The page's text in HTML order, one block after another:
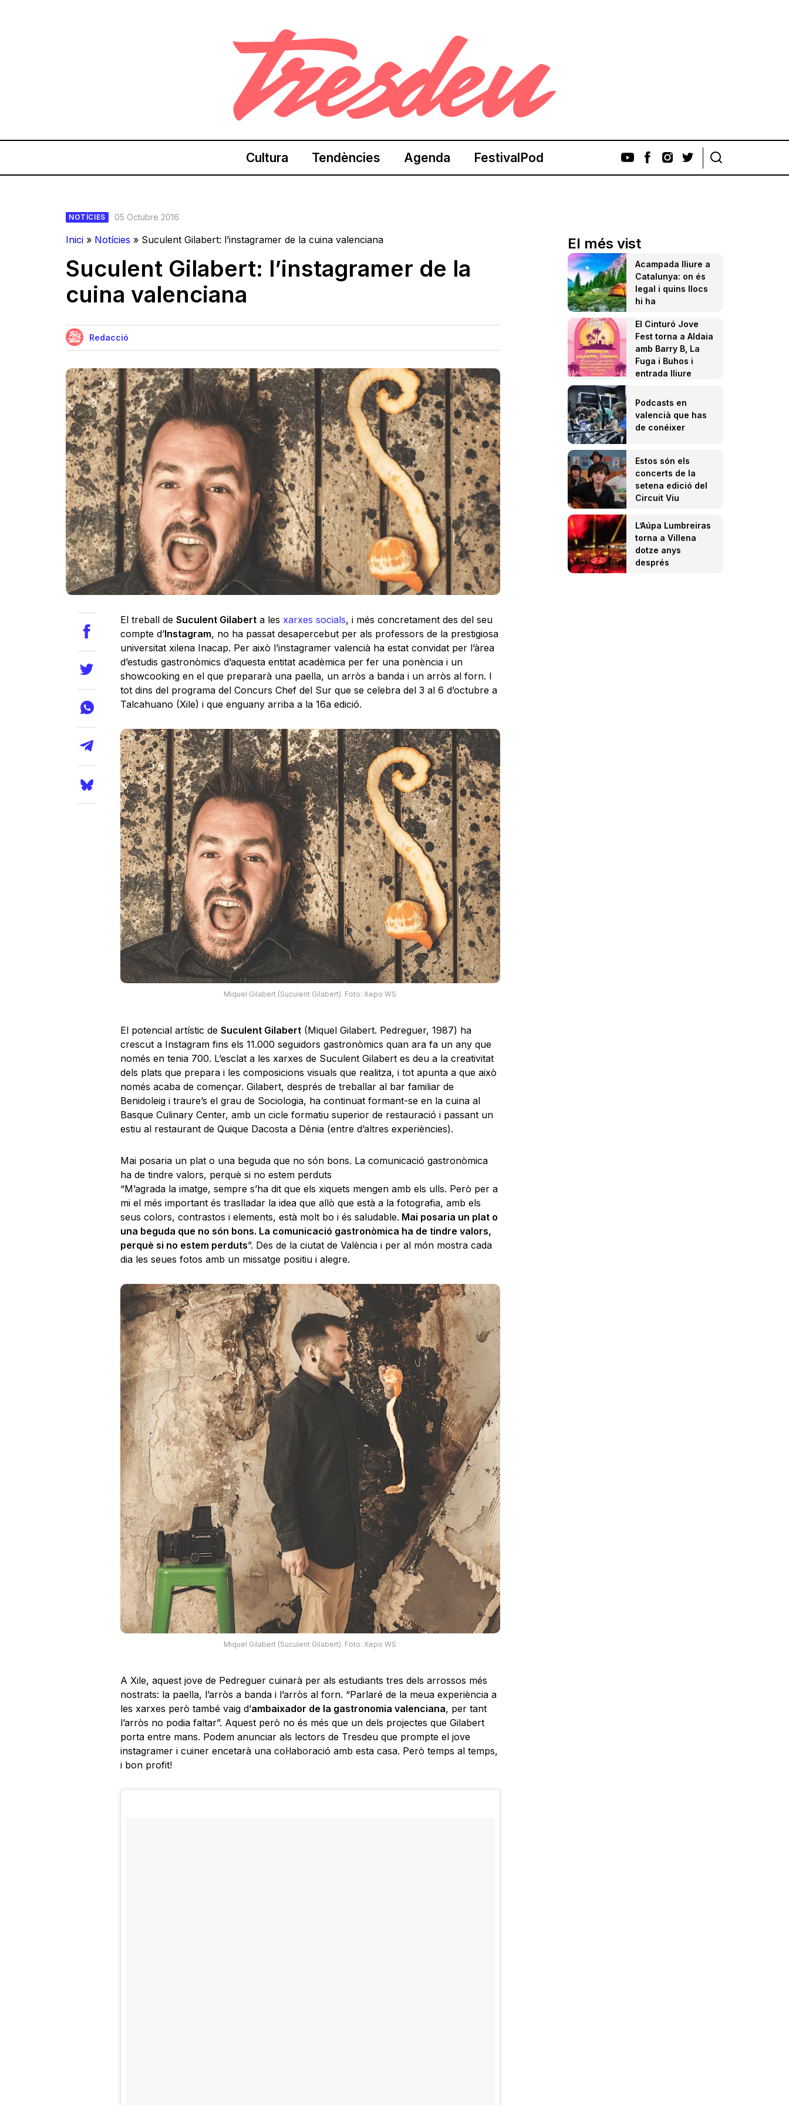
Cultura Tendències Agenda FestivalPod
NOTÍCIES 05 Octubre 2016
Inici » Notícies » Suculent Gilabert: l’instagramer de la cuina valenciana
Suculent Gilabert: l’instagramer de la
cuina valenciana
Redacció
El treball de Suculent Gilaberta les xarxes socials, i més concretament des del seu
compte d’Instagram, no ha passat desapercebut per als professors de la prestigiosa
universitat xilena Inacap. Per això l’instagramer valencià ha estat convidat per l’àrea
d’estudis gastronòmics d’aquesta entitat acadèmica per fer una ponència i un
showcooking en el que prepararà una paella, un arròs a banda i un arròs al forn. I
tot dins del programa del Concurs Chef del Sur que se celebra del 3 al 6 d’octubre a
Talcahuano (Xile) i que enguany arriba a la 16a edició.
Miquel Gilabert (Suculent Gilabert). Foto: Xepo WS
El potencial artístic de Suculent Gilabert(Miquel Gilabert. Pedreguer, 1987) ha
crescut a Instagram fins els 11.000 seguidors gastronòmics quan ara fa un any que
només en tenia 700. L’esclat a les xarxes de Suculent Gilabert es deu a la creativitat
dels plats que prepara i les composicions visuals que realitza, i tot apunta a que això
només acaba de començar. Gilabert, després de treballar al bar familiar de
Benidoleig i traure’s el grau de Sociologia, ha continuat formant-se en la cuina al
Basque Culinary Center, amb un cicle formatiu superior de restauració i passant un
estiu al restaurant de Quique Dacosta a Dénia (entre d’altres experiències).
Mai posaria un plat o una beguda que no són bons. La comunicació gastronòmica
ha de tindre valors, perquè si no estem perduts
“M’agrada la imatge, sempre s’ha dit que els xiquets mengen amb els ulls. Però per a
mi el més important és traslladar la idea que allò que està a la fotografia, amb els
seus colors, contrastos i elements, està molt bo i és saludable. Mai posaria un plat o
una beguda que no són bons. La comunicació gastronòmica ha de tindre valors,
perquè si no estem perduts”. Des de la ciutat de València i per al món mostra cada
dia les seues fotos amb un missatge positiu i alegre.
Miquel Gilabert (Suculent Gilabert). Foto: Xepo WS
A Xile, aquest jove de Pedreguer cuinarà per als estudiants tres dels arrossos més
nostrats: la paella, l’arròs a banda i l’arròs al forn. “Parlaré de la meua experiència a
les xarxes però també vaig d’ambaixador de la gastronomia valenciana, per tant
l’arròs no podia faltar”. Aquest però no és més que un dels projectes que Gilabert
porta entre mans. Podem anunciar als lectors de Tresdeu que prompte el jove
instagramer i cuiner encetarà una col·laboració amb esta casa. Però temps al temps,
i bon profit!
El més vist
Acampada lliure a
Catalunya: on és
legal i quins llocs
hi ha
El Cinturó Jove
Fest torna a Aldaia
amb Barry B, La
Fuga i Buhos i
entrada lliure
Podcasts en
valencià que has
de conéixer
Estos són els
concerts de la
setena edició del
Circuit Viu
L’Aúpa Lumbreiras
torna a Villena
dotze anys
després